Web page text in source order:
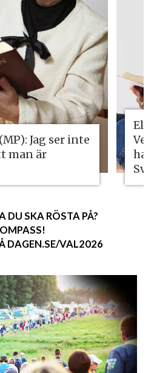
Jag ser inte
man är
ha
DU SKA RÖSTA PÅ?
DAGEN.SE/VAL2026